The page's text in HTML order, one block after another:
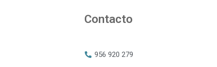
Contacto
956 920 279